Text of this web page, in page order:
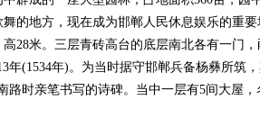
的地方，现在成为邯郸人民休息娱乐的重要
米。三层青砖高台的底层南北各有一门，
(1534年)。为当时据守邯郸兵备杨彝所筑
时亲笔书写的诗碑。当中一层有5间大屋